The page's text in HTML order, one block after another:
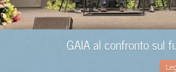
GAIA al confronto sul